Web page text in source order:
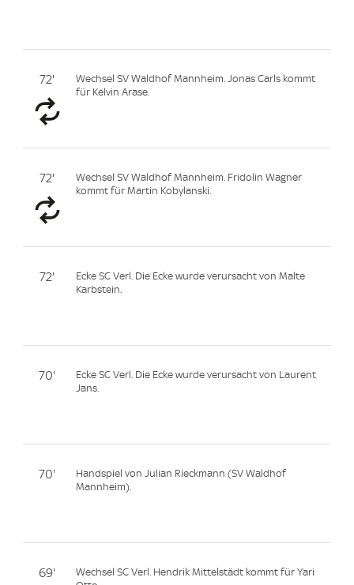
72'
Wechsel SV Waldhof Mannheim. Jonas Carls kommt
für Kelvin Arase.
72'
Wechsel SV Waldhof Mannheim. Fridolin Wagner
kommt für Martin Kobylanski.
72'
Ecke SC Verl. Die Ecke wurde verursacht von Malte
Karbstein.
70'
Ecke SC Verl. Die Ecke wurde verursacht von Laurent
Jans.
70'
Handspiel von Julian Rieckmann (SV Waldhof
Mannheim).
69'
Wechsel SC Verl. Hendrik Mittelstädt kommt für Yari